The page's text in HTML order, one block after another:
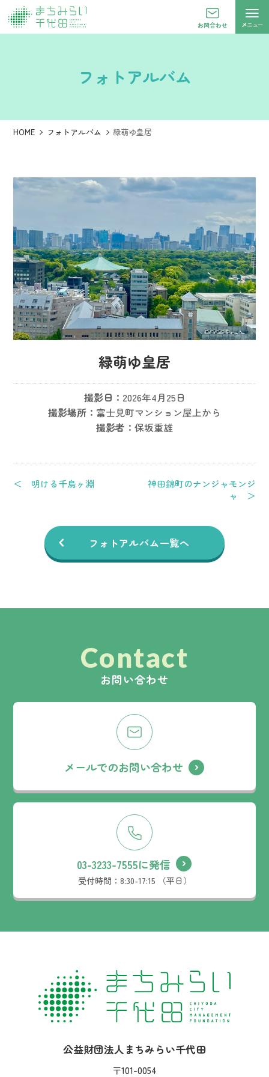
お問合わせ メニュー
フォトアルバム
HOME フォトアルバム 緑萌ゆ皇居
緑萌ゆ皇居
撮影日： 2026年4月25日
撮影場所： 富士見町マンション屋上から
撮影者： 保坂重雄
＜ 明ける千鳥ヶ淵
神田錦町のナンジャモンジ
ャ ＞
フォトアルバム一覧へ
Contact
お問い合わせ
メールでのお問い合わせ
03-3233-7555に発信
受付時間： 8:30-17:15 （平日）
社名：
公益財団法人まちみらい千代田
住所：
〒101-0054